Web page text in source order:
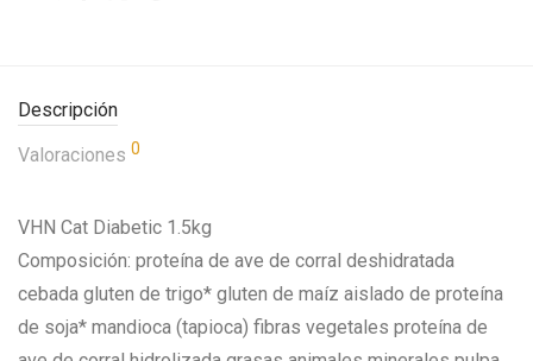
Descripción
Valoraciones 0
VHN Cat Diabetic 1.5kg
Composición: proteína de ave de corral deshidratada
cebada gluten de trigo* gluten de maíz aislado de proteína
de soja* mandioca (tapioca) fibras vegetales proteína de